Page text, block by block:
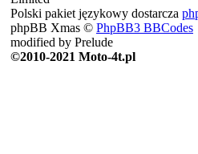
Polski pakiet językowy dostarcza
phpBB Xmas © PhpBB3 BBCodes
modified by Prelude
©2010-2021 Moto-4t.pl